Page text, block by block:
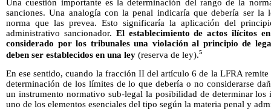
Una cuestión importante es la determinación del rango de la
sanciones. Una analogía con la penal indicaría que debería ser
norma que las prevea. Esto significaría la aplicación del
administrativo sancionador. El establecimiento de actos ilícitos
considerado por los tribunales una violación al principio de
deben ser establecidos en una ley (reserva de ley).5
En ese sentido, cuando la fracción II del artículo 6 de la LFRA
determinación de los límites de lo que debería o no considerarse
un instrumento normativo sub-legal la posibilidad de determinar los
uno de los elementos esenciales del tipo según la materia penal y